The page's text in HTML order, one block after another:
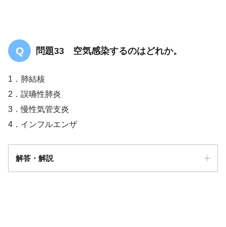
問題33 空気感染するのはどれか。
1．肺結核
2．誤嚥性肺炎
3．慢性気管支炎
4．インフルエンザ
解答・解説